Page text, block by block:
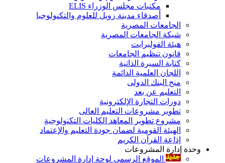
مكتبات مجلس الوزراء ELIS
أصدقاء مدينة زويل للعلوم والتكنولوجيا
الجامعات المصرية
شبكة الجامعات المصرية
هيئة الفولبرايت
قانون تنظيم الجامعات
كتابة السيرة الذاتية
اللجان العلمية الدائمة
منح البنك الدولى
التعليم عن بعد
دورات التجارة الإلكترونية
تطوير مشروعات التعليم العالى
مشروع تطوير المعاهد الكليات التكنولوجية
الهيئة القومية لضمان جودة التعليم والإعتماد
إذاعة القرآن الكريم
وحدة إدارة المشروعات
الموقع الرسمى لوحة إدارة المشروعات